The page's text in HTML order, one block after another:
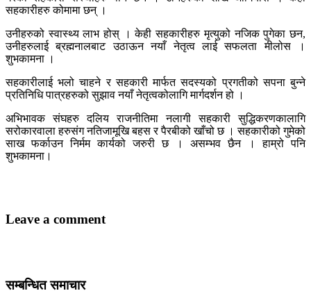
सहकारीहरु कोमामा छन् ।
उनीहरुको स्वास्थ्य लाभ होस् । केही सहकारीहरु मृत्युको नजिक पुगेका छन,
उनीहरुलाई ब्रह्मनालबाट उठाऊन नयाँ नेतृत्व लाई सफलता मीलोस ।
शुभकामना ।
सहकारीलाई भलो चाहने र सहकारी मार्फत सदस्यको प्रगतीको सपना बुन्ने
प्रतिनिधि पात्रहरुको सुझाव नयाँ नेतृत्वकोलागि मार्गदर्शन हो ।
अभिभावक संघहरु दलिय राजनीतिमा नलागी सहकारी सुद्धिकरणकालागि
सरोकारवाला हरुसंग नतिजामूखि बहस र पैरबीको खाँचो छ । सहकारीको गुमेको
साख फर्काउन निर्मम कार्यको जरुरी छ । असम्भव छैन । हाम्रो पनि
शुभकामना।
Leave a comment
सम्बन्धित समाचार